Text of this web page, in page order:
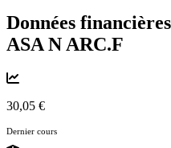
Données
ASA N ARC.F
30,05 €
Dernier cours